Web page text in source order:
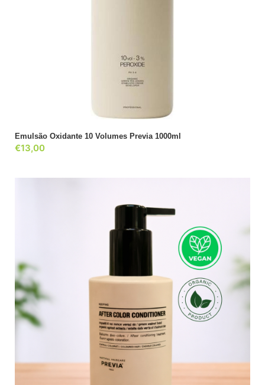
ADICIONAR
Emulsão Oxidante 10 Volumes Previa 1000ml
€13,00